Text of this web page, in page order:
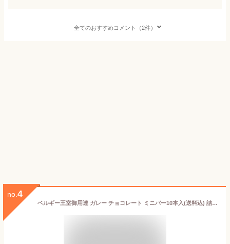
全てのおすすめコメント（2件）
no. 4
ベルギー王室御用達 ガレー チョコレート ミニバー10本入(送料込) 詰め合わせ 父の日ギフト 2026 父の日 早割 スイーツ お菓子 チョコ 個包装 小分け 会社 職場 退職 祝い 挨拶 出産 内祝い お返し 手土産 誕生日 プレゼント 有名 高級 可愛い おしゃれ 人気 お中元 ギフト